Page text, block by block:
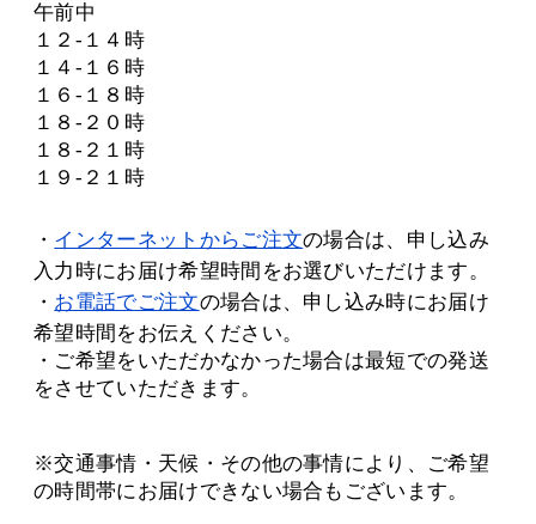
午前中
１２-１４時
１４-１６時
１６-１８時
１８-２０時
１８-２１時
１９-２１時
・ インターネットからご注文の場合は、申し込み
入力時にお届け希望時間をお選びいただけます。
・ お電話でご注文の場合は、申し込み時にお届け
希望時間をお伝えください。
・ご希望をいただかなかった場合は最短での発送
をさせていただきます。
※交通事情・天候・その他の事情により、ご希望
の時間帯にお届けできない場合もございます。